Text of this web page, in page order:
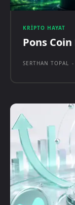
KRIPTO HAYAT
Pons
SERTHAN TOPAL -